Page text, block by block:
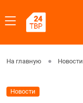
На главную Новости
Новости